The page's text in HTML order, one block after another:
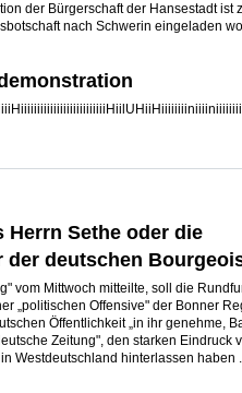
der Bürgerschaft der Hansestadt ist
nach Schwerin eingeladen
Herrn Sethe oder die
der deutschen
vom Mittwoch mitteilte, soll die
„politischen Offensive" der Bonner
Öffentlichkeit „in ihr genehme,
Zeitung", den starken Eindruck
Westdeutschland hinterlassen haben